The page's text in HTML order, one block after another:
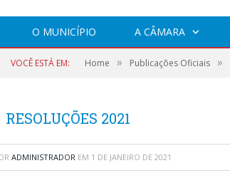
O MUNICÍPIO A CÂMARA
VOCÊ ESTÁ EM: Home » Publicações Oficiais »
RESOLUÇÕES 2021
ADMINISTRADOR EM 1 DE JANEIRO DE 2021